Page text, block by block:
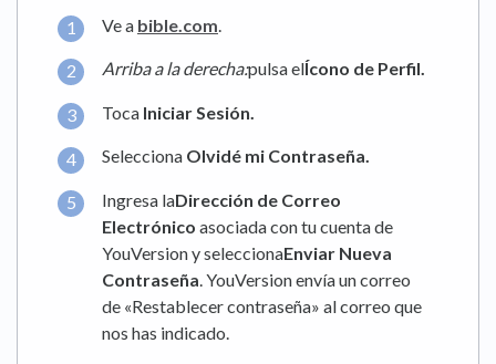
Ve a bible.com
Arriba a la derecha:pulsa elÍcono de Perfil.
Toca Iniciar Sesión.
Selecciona Olvidé mi Contraseña.
Ingresa laDirección de Correo
Electrónico asociada con tu cuenta de
YouVersion y seleccionaEnviar Nueva
Contraseña. YouVersion envía un correo
de «Restablecer contraseña» al correo que
nos has indicado.